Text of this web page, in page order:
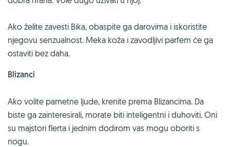
Ako želite zavesti Bika, obaspite ga darovima i iskoristite
njegovu senzualnost. Meka koža i zavodljivi parfem će ga
ostaviti bez daha.
Blizanci
Ako volite pametne ljude, krenite prema Blizancima. Da
biste ga zainteresirali, morate biti inteligentni i duhoviti. Oni
su majstori flerta i jednim dodirom vas mogu oboriti s
nogu.